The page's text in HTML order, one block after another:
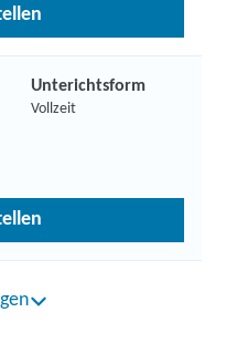
Unterichtsform
Vollzeit